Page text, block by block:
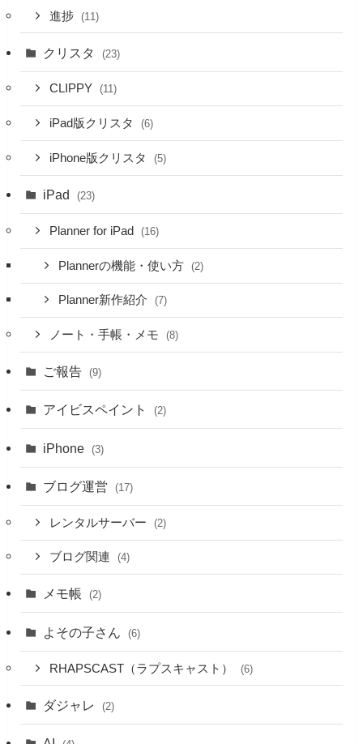
進捗 (11)
クリスタ (23)
CLIPPY (11)
iPad版クリスタ (6)
iPhone版クリスタ (5)
iPad (23)
Planner for iPad (16)
Plannerの機能・使い方 (2)
Planner新作紹介 (7)
ノート・手帳・メモ (8)
ご報告 (9)
アイビスペイント (2)
iPhone (3)
ブログ運営 (17)
レンタルサーバー (2)
ブログ関連 (4)
メモ帳 (2)
よその子さん (6)
RHAPSCAST（ラプスキャスト） (6)
ダジャレ (2)